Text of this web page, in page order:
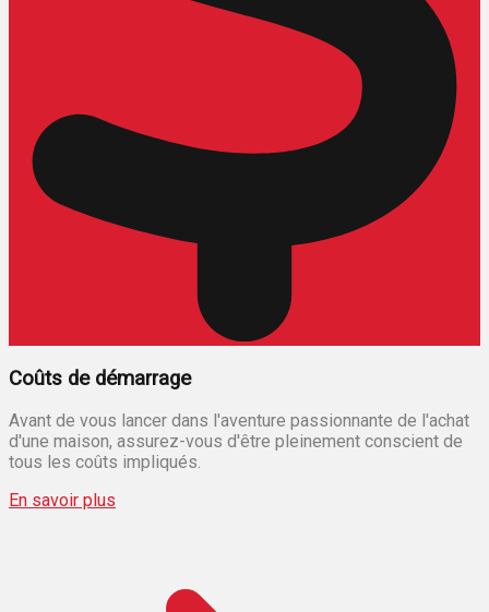
Coûts de démarrage
Avant de vous lancer dans l'aventure passionnante de l'achat
d'une maison, assurez-vous d'être pleinement conscient de
tous les coûts impliqués.
En savoir plus